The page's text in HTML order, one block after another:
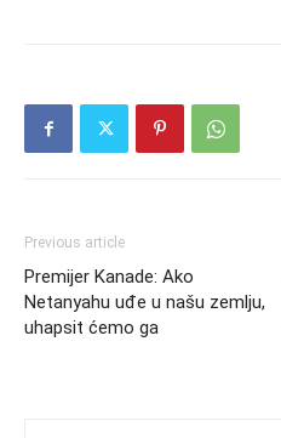
Previous article
Premijer Kanade: Ako
Netanyahu uđe u našu zemlju,
uhapsit ćemo ga